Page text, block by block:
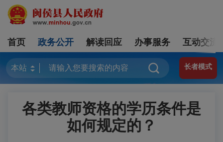
首页 政务公开 解读回应 办事服务 互动交流
长者模式
各类教师资格的学历条件是
如何规定的？